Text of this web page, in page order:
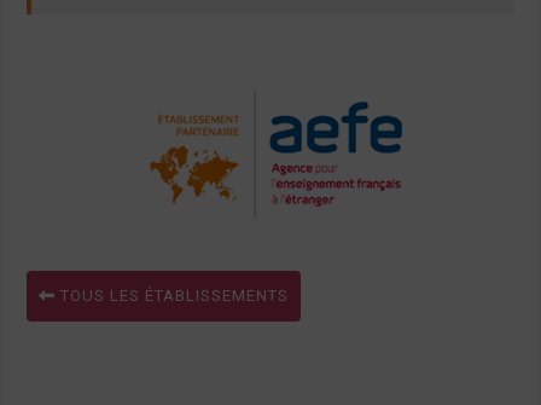
TOUS LES ÉTABLISSEMENTS